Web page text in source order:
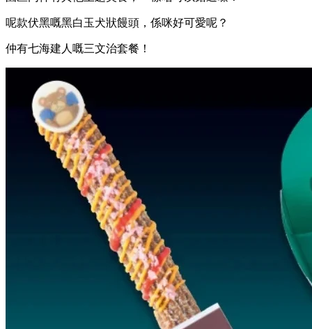
呢款伏黑嘅黑白玉犬狀饅頭，係咪好可愛呢？
仲有七海建人嘅三文治套餐！